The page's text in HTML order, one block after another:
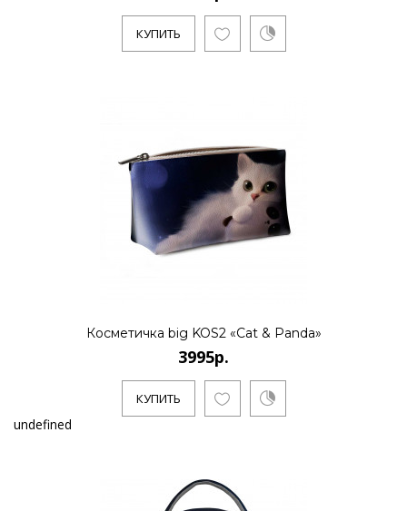
КУПИТЬ
Косметичка big KOS2 «Cat & Panda»
3995р.
КУПИТЬ
undefined